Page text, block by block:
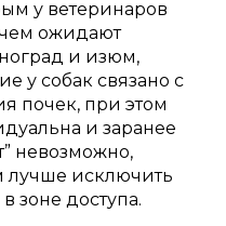
у ветеринаров
ожидают
и изюм,
у собак связано с
почек, при этом
и заранее
невозможно,
лучше исключить
зоне доступа.